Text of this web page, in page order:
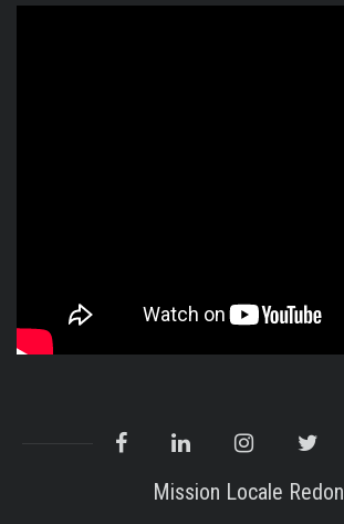
Mission Locale Redon